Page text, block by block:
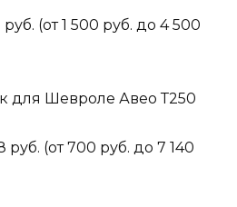
(от 1 500 руб. до 4 500
для Шевроле Авео Т250
(от 700 руб. до 7 140